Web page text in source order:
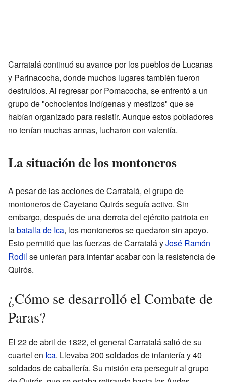
Carratalá continuó su avance por los pueblos de Lucanas
y Parinacocha, donde muchos lugares también fueron
destruidos. Al regresar por Pomacocha, se enfrentó a un
grupo de "ochocientos indígenas y mestizos" que se
habían organizado para resistir. Aunque estos pobladores
no tenían muchas armas, lucharon con valentía.
La situación de los montoneros
A pesar de las acciones de Carratalá, el grupo de
montoneros de Cayetano Quirós seguía activo. Sin
embargo, después de una derrota del ejército patriota en
labatalla de Ica, los montoneros se quedaron sin apoyo.
Esto permitió que las fuerzas de Carratalá yJosé Ramón
Rodil se unieran para intentar acabar con la resistencia de
Quirós.
¿Cómo se desarrolló el Combate de
Paras?
El 22 de abril de 1822, el general Carratalá salió de su
cuartel en Ica. Llevaba 200 soldados de infantería y 40
soldados de caballería. Su misión era perseguir al grupo